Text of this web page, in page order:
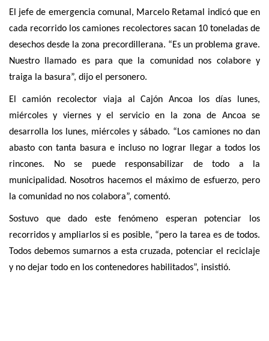
El jefe de emergencia comunal, Marcelo Retamal indicó que en
cada recorrido los camiones recolectores sacan 10 toneladas de
desechos desde la zona precordillerana. “Es un problema grave.
Nuestro llamado es para que la comunidad nos colabore y
traiga la basura”, dijo el personero.
El camión recolector viaja al Cajón Ancoa los días lunes,
miércoles y viernes y el servicio en la zona de Ancoa se
desarrolla los lunes, miércoles y sábado. “Los camiones no dan
abasto con tanta basura e incluso no lograr llegar a todos los
rincones. No se puede responsabilizar de todo a la
municipalidad. Nosotros hacemos el máximo de esfuerzo, pero
la comunidad no nos colabora”, comentó.
Sostuvo que dado este fenómeno esperan potenciar los
recorridos y ampliarlos si es posible, “pero la tarea es de todos.
Todos debemos sumarnos a esta cruzada, potenciar el reciclaje
y no dejar todo en los contenedores habilitados”, insistió.